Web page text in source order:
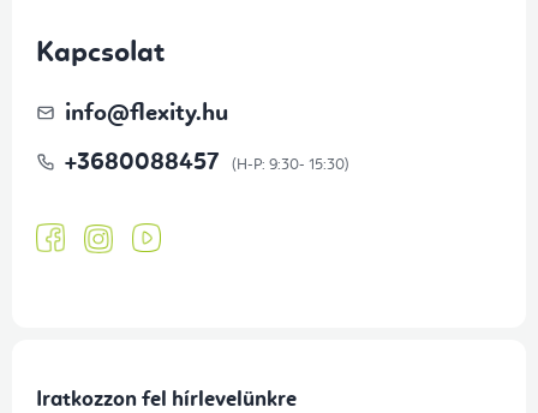
Kapcsolat
info@flexity.hu
+3680088457
Iratkozzon fel hírlevelünkre